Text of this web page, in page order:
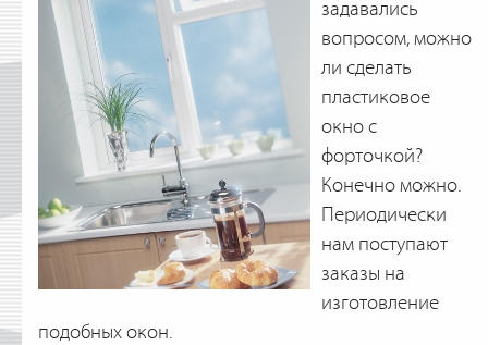
задавались
вопросом, можно
ли сделать
пластиковое
окно с
форточкой?
Конечно можно.
Периодически
нам поступают
заказы на
изготовление
подобных окон.